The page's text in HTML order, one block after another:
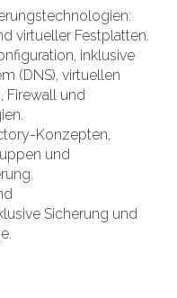
virtueller Festplatten.
inklusive
(DNS), virtuellen
Firewall und
Konzepten,
und
Sicherung und